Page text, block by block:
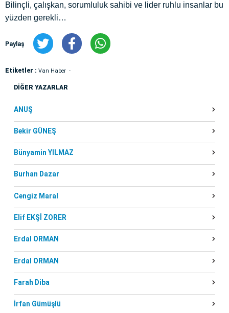
Bilinçli, çalışkan, sorumluluk sahibi ve lider ruhlu insanlar bu
yüzden gerekli…
Paylaş
Etiketler : Van Haber
DİĞER YAZARLAR
ANUŞ
Bekir GÜNEŞ
Bünyamin YILMAZ
Burhan Dazar
Cengiz Maral
Elif EKŞİ ZORER
Erdal ORMAN
Erdal ORMAN
Farah Diba
İrfan Gümüşlü